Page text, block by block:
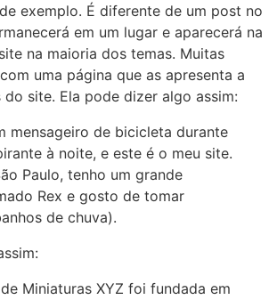
exemplo. É diferente de um post no
em um lugar e aparecerá na
na maioria dos temas. Muitas
uma página que as apresenta a
site. Ela pode dizer algo assim:
mensageiro de bicicleta durante
à noite, e este é o meu site.
Paulo, tenho um grande
Rex e gosto de tomar
de chuva).
Miniaturas XYZ foi fundada em